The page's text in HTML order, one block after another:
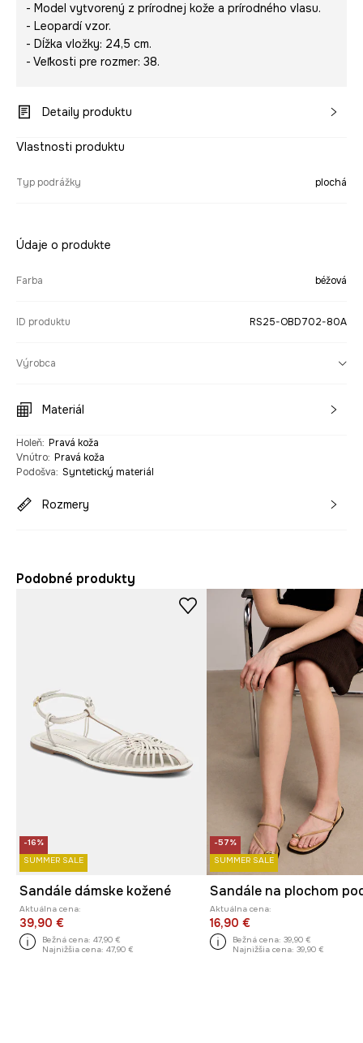
- Model vytvorený z prírodnej kože a prírodného vlasu.
- Leopardí vzor.
- Dĺžka vložky: 24,5 cm.
- Veľkosti pre rozmer: 38.
Detaily produktu
Vlastnosti produktu
Typ podrážky plochá
Údaje o produkte
Farba béžová
ID produktu RS25-OBD702-80A
Výrobca
Materiál
Holeň: Pravá koža
Vnútro: Pravá koža
Podošva: Syntetický materiál
Rozmery
Podobné produkty
-16%
SUMMER SALE
Sandále dámske kožené
Aktuálna cena:
39,90 €
Bežná cena: 47,90 €
Najnižšia cena: 47,90 €
-57%
SUMMER SALE
Aktuálna cena:
16,90 €
Bežná cena: 39,90 €
Najnižšia cena: 39,90 €